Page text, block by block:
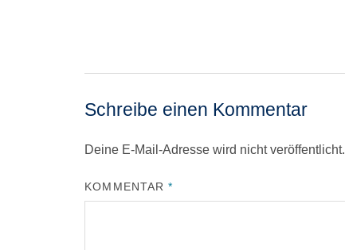
Schreibe einen Kommentar
Deine E-Mail-Adresse wird nicht veröffentlicht.
KOMMENTAR*